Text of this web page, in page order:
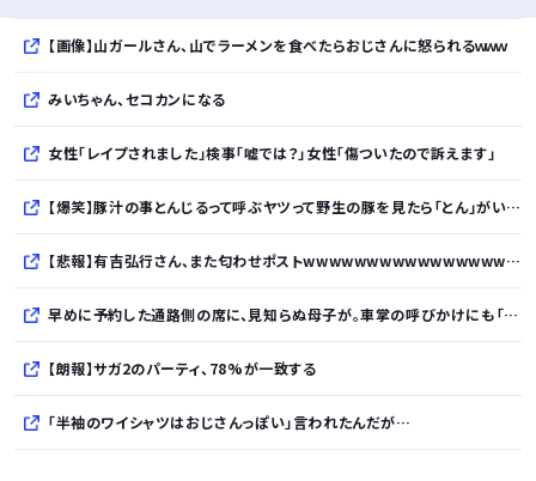
【画像】山ガールさん、山でラーメンを食べたらおじさんに怒られるｗｗｗ
みいちゃん、セコカンになる
女性「レイプされました」検事「嘘では？」女性「傷ついたので訴えます」
【爆笑】豚汁の事とんじるって呼ぶヤツって野生の豚を見たら「とん」がいるって言うの？ｗｗｗｗｗｗｗｗｗｗ
【悲報】有吉弘行さん、また匂わせポストwwwwwwwwwwwwwwwwwwwwwwwwwww
早めに予約した通路側の席に、見知らぬ母子が。車掌の呼びかけにも「目を閉じて無視」して居座られました。無理やり奪われた席は、結局“やったもん勝ち”になっ...
【朗報】サガ2のパーティ、78%が一致する
「半袖のワイシャツはおじさんっぽい」言われたんだが…